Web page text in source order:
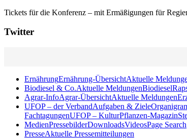
Tickets für die Konferenz – mit Ermäßigungen für
Twitter
ErnährungErnährung-ÜbersichtAktuelle
Biodiesel & Co.Aktuelle MeldungenBiodiesel
Agrar-InfoAgrar-ÜbersichtAktuelle Meldungen
UFOP – der VerbandAufgaben & Ziele
FachtagungenUFOP – KulturPflanzen-Magazin
MedienPressebilderDownloadsVideosPage Search
PresseAktuelle Pressemitteilungen